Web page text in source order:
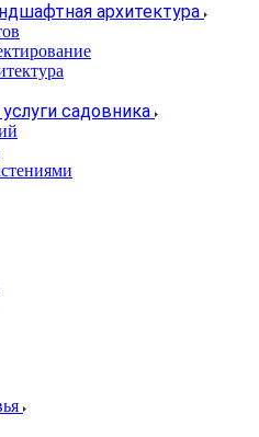
архитектура
садовника